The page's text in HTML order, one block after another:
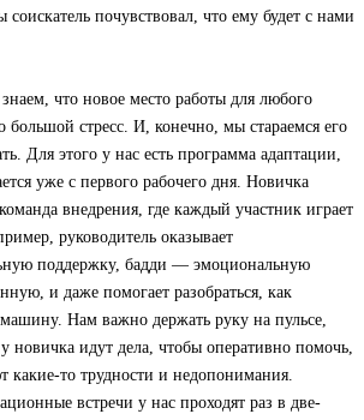
соискатель почувствовал, что ему будет с нами
что новое место работы для любого
большой стресс. И, конечно, мы стараемся его
Для этого у нас есть программа адаптации,
уже с первого рабочего дня. Новичка
внедрения, где каждый участник играет
руководитель оказывает
поддержку, бадди — эмоциональную
и даже помогает разобраться, как
Нам важно держать руку на пульсе,
новичка идут дела, чтобы оперативно помочь,
какие-то трудности и недопонимания.
встречи у нас проходят раз в две-